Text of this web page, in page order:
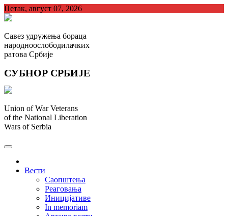
Skip
to
Петак, август 07, 2026
Савез удружења бораца
народноослободилачких
ратова Србије
СУБНОР СРБИЈЕ
Union of War Veterans
of the National Liberation
Wars of Serbia
Вести
Саопштења
Реаговања
Иницијативе
In memoriam